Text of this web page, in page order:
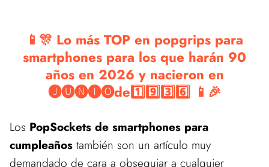
📱🎊 Lo más TOP en popgrips para
smartphones para los que harán 90
años en 2026 y nacieron en
🅙🅤🅝🅘🅞de1️⃣9️⃣3️⃣6️⃣ 📱🎉
Los PopSockets de smartphones para
cumpleaños también son un artículo muy
demandado de cara a obsequiar a cualquier